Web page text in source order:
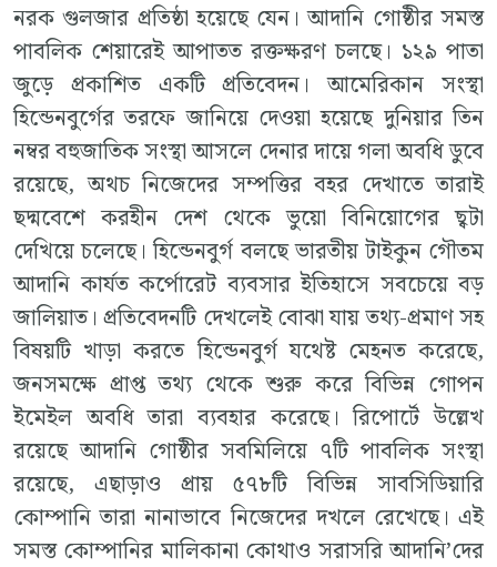
নরক গুলজার প্রতিষ্ঠা হয়েছে যেন। আদানি গোষ্ঠীর সমস্ত
পাবলিক শেয়ারেই আপাতত রক্তক্ষরণ চলছে। ১২৯ পাতা
জুড়ে প্রকাশিত একটি প্রতিবেদন। আমেরিকান সংস্থা
হিন্ডেনবুর্গের তরফে জানিয়ে দেওয়া হয়েছে দুনিয়ার তিন
নম্বর বহুজাতিক সংস্থা আসলে দেনার দায়ে গলা অবধি ডুবে
রয়েছে, অথচ নিজেদের সম্পত্তির বহর দেখাতে তারাই
ছদ্মবেশে করহীন দেশ থেকে ভুয়ো বিনিয়োগের ছ্বটা
দেখিয়ে চলেছে। হিন্ডেনবুর্গ বলছে ভারতীয় টাইকুন গৌতম
আদানি কার্যত কর্পোরেট ব্যবসার ইতিহাসে সবচেয়ে বড়
জালিয়াত। প্রতিবেদনটি দেখলেই বোঝা যায় তথ্য-প্রমাণ সহ
বিষয়টি খাড়া করতে হিন্ডেনবুর্গ যথেষ্ট মেহনত করেছে,
জনসমক্ষে প্রাপ্ত তথ্য থেকে শুরু করে বিভিন্ন গোপন
ইমেইল অবধি তারা ব্যবহার করেছে। রিপোর্টে উল্লেখ
রয়েছে আদানি গোষ্ঠীর সবমিলিয়ে ৭টি পাবলিক সংস্থা
রয়েছে, এছাড়াও প্রায় ৫৭৮টি বিভিন্ন সাবসিডিয়ারি
কোম্পানি তারা নানাভাবে নিজেদের দখলে রেখেছে। এই
সমস্ত কোম্পানির মালিকানা কোথাও সরাসরি আদানি’দের